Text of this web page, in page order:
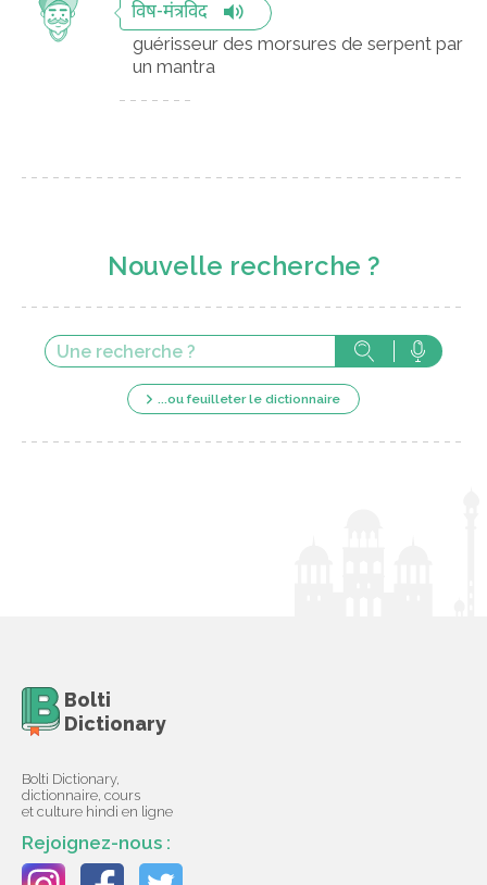
विष-मंत्रविद
guérisseur des morsures de serpent par
un mantra
Nouvelle recherche ?
...ou feuilleter le dictionnaire
Bolti
Dictionary
Bolti Dictionary,
dictionnaire, cours
et culture hindi en ligne
Rejoignez-nous :